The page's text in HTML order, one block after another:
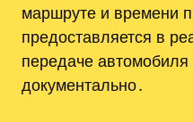
маршруте и времени
предоставляется в
передаче
документально․